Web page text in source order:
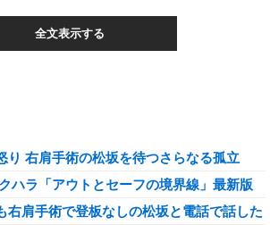
全文表示する
り 右肩手術の松坂を待つさらなる孤立
ハラ「アウトとセーフの境界線」最新版
右肩手術で登板なしの松坂と電話で話した